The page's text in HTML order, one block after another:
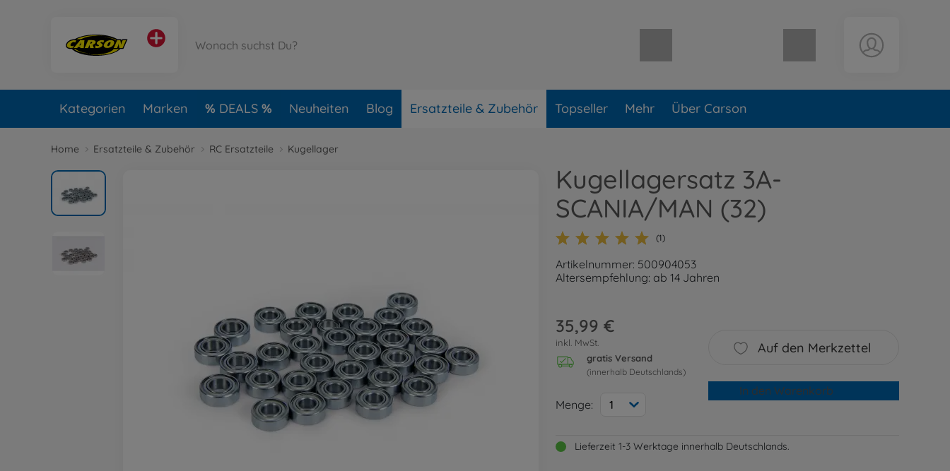
Warenkorb leer
Kategorien Marken DEALS Neuheiten Blog Ersatzteile & Zubehör Topseller Mehr Über Carson
Home Ersatzteile & Zubehör RC Ersatzteile Kugellager
Kugellagersatz 3A-
SCANIA/MAN (32)
(1)
Artikelnummer: 500904053
Altersempfehlung: ab 14 Jahren
35,99 €
inkl. MwSt.
gratis Versand
(innerhalb Deutschlands)
Menge: 1
Auf den Merkzettel
In den Warenkorb
Lieferzeit 1-3 Werktage innerhalb Deutschlands.